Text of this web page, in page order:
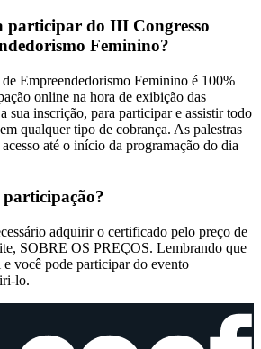
participar do III Congresso
Feminino?
Empreendedorismo Feminino é 100%
online na hora de exibição das
sua inscrição, para participar e assistir todo
qualquer tipo de cobrança. As palestras
até o início da programação do dia
participação?
adquirir o certificado pelo preço de
SOBRE OS PREÇOS. Lembrando que
você pode participar do evento
lo.